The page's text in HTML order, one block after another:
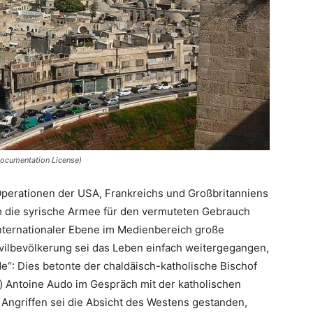
License)
der USA, Frankreichs und Großbritanniens
syrische Armee für den vermuteten Gebrauch
Ebene im Medienbereich große
sei das Leben einfach weitergegangen,
Dies betonte der chaldäisch-katholische Bischof
Audo im Gespräch mit der katholischen
sei die Absicht des Westens gestanden,